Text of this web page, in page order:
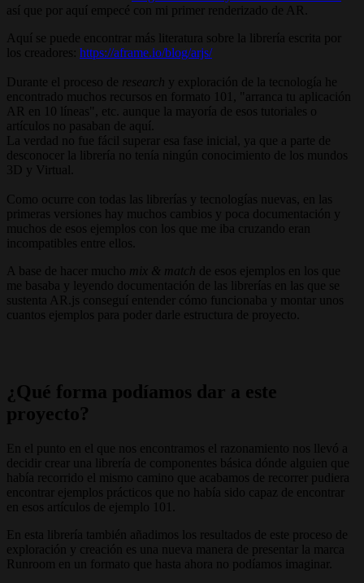
así que por aquí empecé con mi primer renderizado de AR.
Aquí se puede encontrar más literatura sobre la librería escrita por
los creadores: https://aframe.io/blog/arjs/
Durante el proceso de research y exploración de la tecnología he
encontrado muchos recursos en formato 101, "arranca tu aplicación
AR en 10 líneas", etc. aunque la mayoría de esos tutoriales o
artículos no pasaban de aquí.
La verdad no fue fácil superar esa fase inicial, ya que a parte de
desconocer la librería no tenía ningún conocimiento de los mundos
3D y Virtual.
Como ocurre con todas las librerías y tecnologías nuevas, en las
primeras versiones hay muchos cambios y poca documentación y
muchos de esos ejemplos con los que me iba cruzando eran
incompatibles entre ellos.
A base de hacer mucho mix & match de esos ejemplos en los que
me basaba y leyendo documentación de las librerías en las que se
sustenta AR.js conseguí entender cómo funcionaba y montar unos
cuantos ejemplos para poder darle estructura de proyecto.
¿Qué forma podíamos dar a este
proyecto?
En el punto en el que nos encontramos el razonamiento nos llevó a
decidir crear una librería de componentes básica dónde alguien que
había recorrido el mismo camino que acabamos de recorrer pudiera
encontrar ejemplos prácticos que no había sido capaz de encontrar
en esos artículos de ejemplo 101.
En esta librería también añadimos los resultados de este proceso de
exploración y creación es una nueva manera de presentar la marca
Runroom en un formato que hasta ahora no podíamos imaginar.